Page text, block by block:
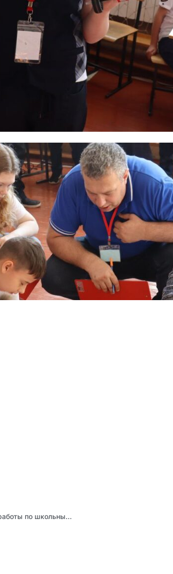
Педагоги-библиотекари обсудили приоритетные направления работы по школьным библиотекам на 2025-2026 учебный год